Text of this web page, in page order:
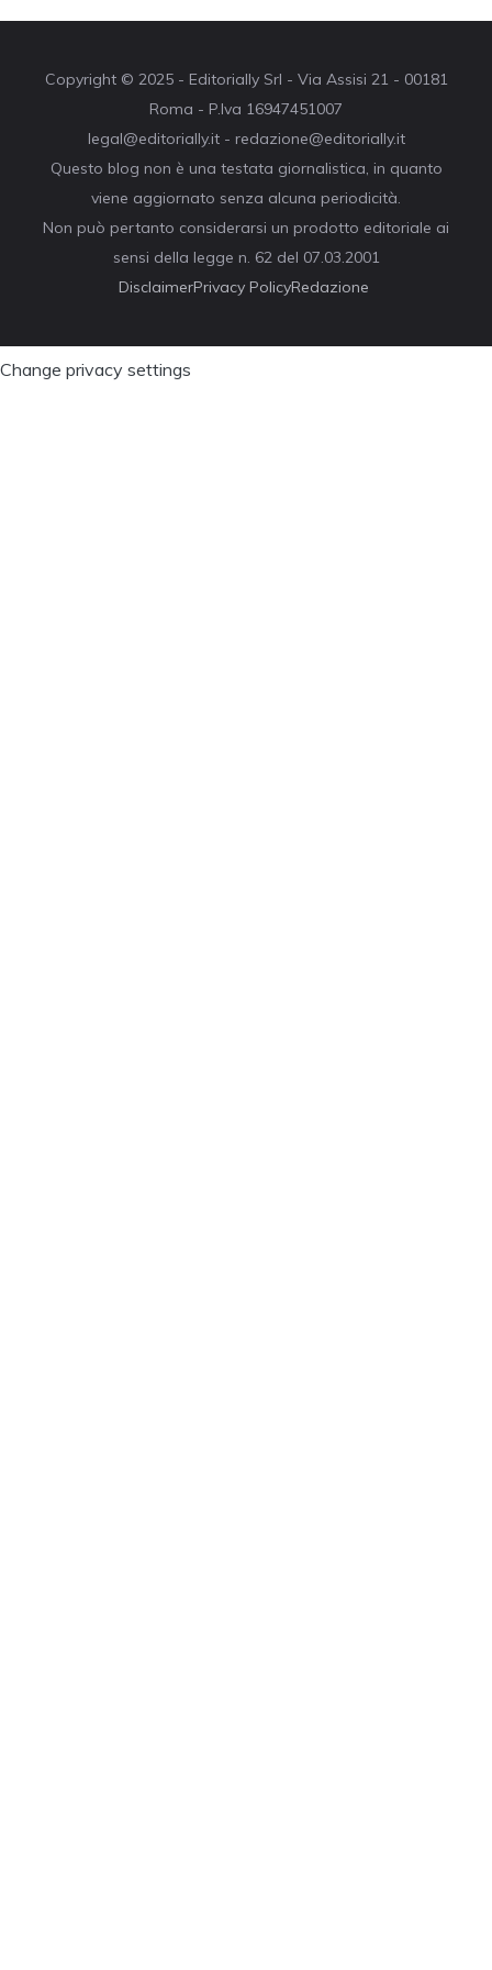
Copyright © 2025 - Editorially Srl - Via Assisi 21 - 00181
Roma - P.Iva 16947451007
legal@editorially.it - redazione@editorially.it
Questo blog non è una testata giornalistica, in quanto
viene aggiornato senza alcuna periodicità.
Non può pertanto considerarsi un prodotto editoriale ai
sensi della legge n. 62 del 07.03.2001
DisclaimerPrivacy PolicyRedazione
Change privacy settings